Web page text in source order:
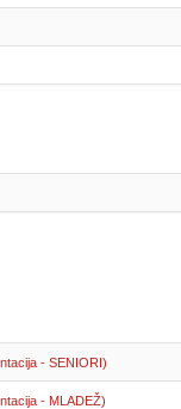
- SENIORI)
- MLADEŽ)